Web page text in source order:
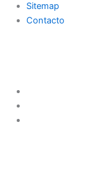
Sitemap
Contacto